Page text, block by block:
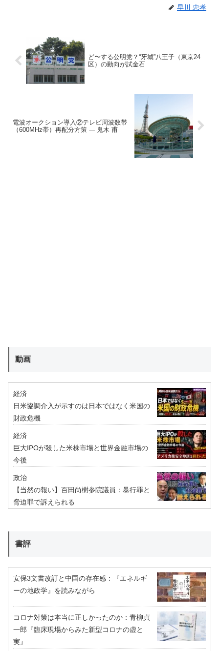
早川 忠孝
ど〜する公明党？“牙城”八王子（東京24
区）の動向が試金石
電波オークション導入②テレビ周波数帯
（600MHz帯）再配分方策 --- 鬼木 甫
動画
経済
日米協調介入が示すのは日本ではなく米国の
財政危機
経済
巨大IPOが殺した米株市場と世界金融市場の
今後
政治
【当然の報い】百田尚樹参院議員：暴行罪と
脅迫罪で訴えられる
書評
安保3文書改訂と中国の存在感：『エネルギ
ーの地政学』を読みながら
コロナ対策は本当に正しかったのか：青柳貞
一郎『臨床現場からみた新型コロナの虚と
実』